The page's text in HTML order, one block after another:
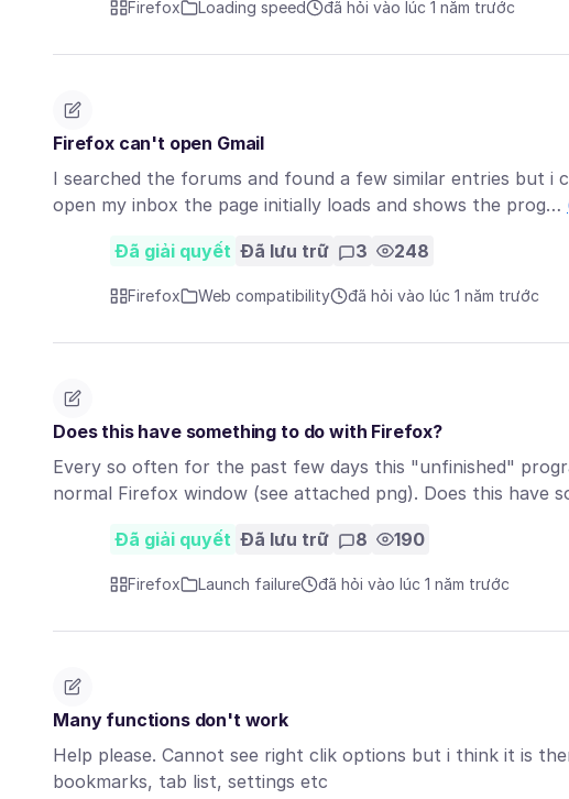
Firefox Loading speed đã hỏi vào lúc 1 năm trước
Firefox can't open Gmail
I searched the forums and found a few similar entries but
open my inbox the page initially loads and shows the prog…
Đã giải quyết Đã lưu trữ 3 248
Firefox Web compatibility đã hỏi vào lúc 1 năm trước
Does this have something to do with Firefox?
Every so often for the past few days this "unfinished"
normal Firefox window (see attached png). Does this have
Đã giải quyết Đã lưu trữ 8 190
Firefox Launch failure đã hỏi vào lúc 1 năm trước
Many functions don't work
Help please. Cannot see right clik options but i think it is
bookmarks, tab list, settings etc